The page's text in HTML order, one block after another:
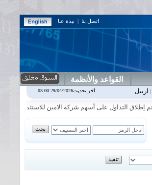
اتصل بنا | نبذة عنا
القواعد والأنظمة
0.00%
|اسفنج1.87
التداول على أسهم شركة الامين للاستثمار المالي في